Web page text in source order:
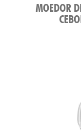
MOEDOR